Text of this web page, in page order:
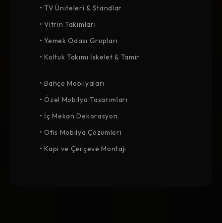
• TV Üniteleri & Standlar
• Vitrin Takımları
• Yemek Odası Grupları
• Koltuk Takımı İskelet & Tamir
• Bahçe Mobilyaları
• Özel Mobilya Tasarımları
• İç Mekan Dekorasyon
• Ofis Mobilya Çözümleri
• Kapı ve Çerçeve Montajı